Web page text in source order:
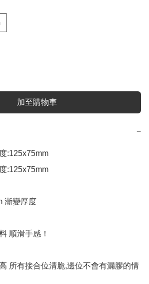
加至購物車
−
:125x75mm
:125x75mm
漸變厚度
順滑手感！
所有接合位清脆,邊位不會有漏膠的情